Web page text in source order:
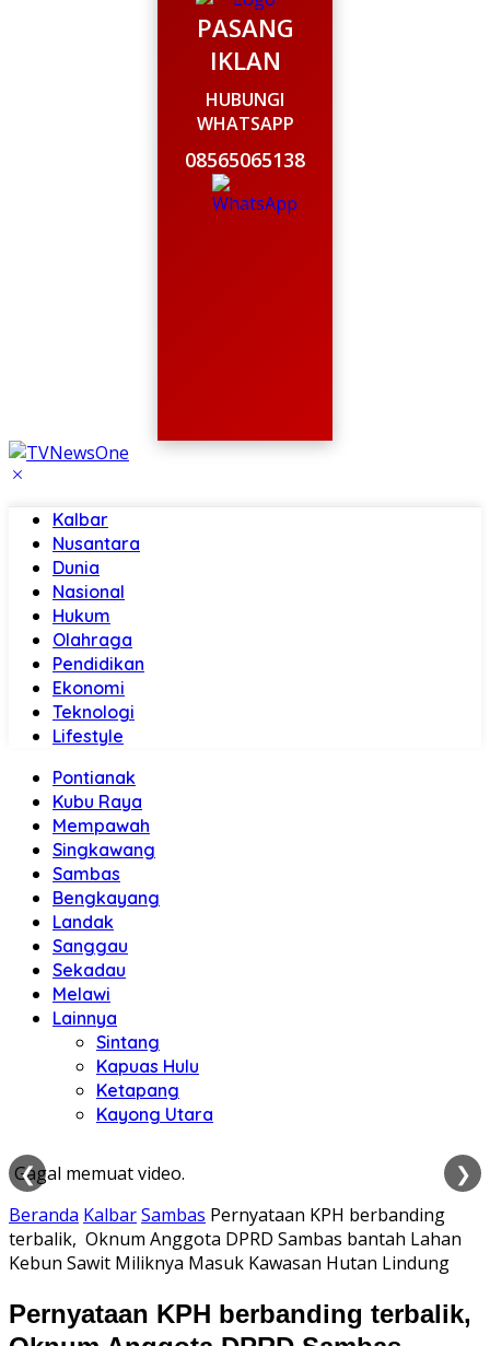
PASANG
IKLAN
HUBUNGI
WHATSAPP
08565065138
Kalbar
Nusantara
Dunia
Nasional
Hukum
Olahraga
Pendidikan
Ekonomi
Teknologi
Lifestyle
Pontianak
Kubu Raya
Mempawah
Singkawang
Sambas
Bengkayang
Landak
Sanggau
Sekadau
Melawi
Lainnya
Sintang
Kapuas Hulu
Ketapang
Kayong Utara
❮
Gagal memuat video. ❯
Beranda KalbarSambas Pernyataan KPH berbanding
terbalik, Oknum Anggota DPRD Sambas bantah Lahan
Kebun Sawit Miliknya Masuk Kawasan Hutan Lindung
Pernyataan KPH berbanding terbalik,